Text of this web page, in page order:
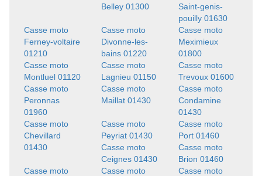
Belley 01300
Saint-genis-
pouilly 01630
Casse moto
Ferney-voltaire
01210
Casse moto
Divonne-les-
bains 01220
Casse moto
Meximieux
01800
Casse moto
Montluel 01120
Casse moto
Lagnieu 01150
Casse moto
Trevoux 01600
Casse moto
Peronnas
01960
Casse moto
Maillat 01430
Casse moto
Condamine
01430
Casse moto
Chevillard
01430
Casse moto
Peyriat 01430
Casse moto
Port 01460
Casse moto
Ceignes 01430
Casse moto
Brion 01460
Casse moto
Casse moto
Casse moto